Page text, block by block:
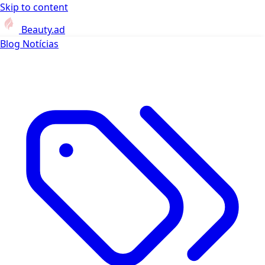
Skip to content
Beauty.ad
Blog Notícias